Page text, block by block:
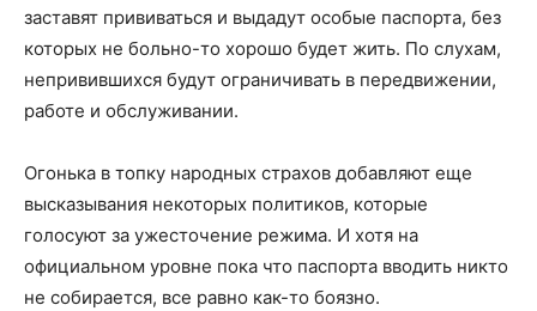
заставят прививаться и выдадут особые паспорта, без
которых не больно-то хорошо будет жить. По слухам,
непривившихся будут ограничивать в передвижении,
работе и обслуживании.
Огонька в топку народных страхов добавляют еще
высказывания некоторых политиков, которые
голосуют за ужесточение режима. И хотя на
официальном уровне пока что паспорта вводить никто
не собирается, все равно как-то боязно.